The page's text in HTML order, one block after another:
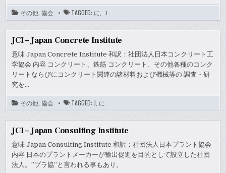
その他 ,協会 TAGGED: に Ｊ
JCI – Japan Concrete Institute
意味 Japan Concrete Institute 和訳：社団法人日本コンクリート工
学協会 内容 コンクリート、鉄筋 コンクリート、その他各種のコンク
リートならびにコンクリート関連の諸材料および機械等の 調査・研
究を…
その他 ,協会 TAGGED: J に
JCI – Japan Consulting Institute
意味 Japan Consulting Institute 和訳：社団法人日本プラント協会
内容 日本のプラントメーカーが輸出促進を目的として設立した社団
法人。”プラ協”と言われる事もあり。